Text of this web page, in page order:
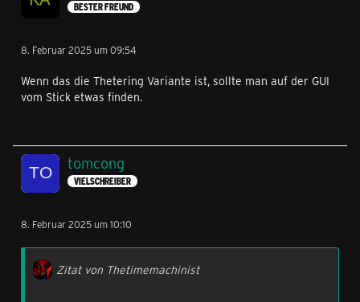
BESTER FREUND
8. Februar 2025 um 09:54
Wenn das die Thetering Variante ist, sollte man auf der GUI
vom Stick etwas finden.
tomcong
VIELSCHREIBER
8. Februar 2025 um 10:10
Zitat von Thetimemachinist